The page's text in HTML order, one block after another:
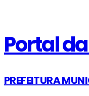
Portal
PREFEITURA